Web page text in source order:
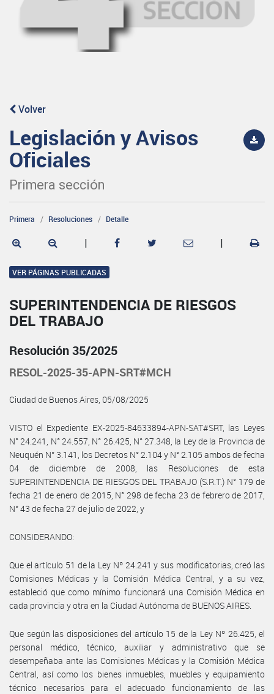
Volver
Legislación y Avisos
Oficiales
Primera sección
Primera Resoluciones Detalle
| |
VER PÁGINAS PUBLICADAS
SUPERINTENDENCIA DE RIESGOS
DEL TRABAJO
Resolución 35/2025
RESOL-2025-35-APN-SRT#MCH
Ciudad de Buenos Aires, 05/08/2025
VISTO el Expediente EX-2025-84633894-APN-SAT#SRT, las Leyes
N° 24.241, N° 24.557, N° 26.425, N° 27.348, la Ley de la Provincia de
Neuquén N° 3.141, los Decretos N° 2.104 y N° 2.105 ambos de fecha
04 de diciembre de 2008, las Resoluciones de esta
SUPERINTENDENCIA DE RIESGOS DEL TRABAJO (S.R.T.) N° 179 de
fecha 21 de enero de 2015, N° 298 de fecha 23 de febrero de 2017,
N° 43 de fecha 27 de julio de 2022, y
CONSIDERANDO:
Que el artículo 51 de la Ley Nº 24.241 y sus modificatorias, creó las
Comisiones Médicas y la Comisión Médica Central, y a su vez,
estableció que como mínimo funcionará una Comisión Médica en
cada provincia y otra en la Ciudad Autónoma de BUENOS AIRES.
Que según las disposiciones del artículo 15 de la Ley Nº 26.425, el
personal médico, técnico, auxiliar y administrativo que se
desempeñaba ante las Comisiones Médicas y la Comisión Médica
Central, así como los bienes inmuebles, muebles y equipamiento
técnico necesarios para el adecuado funcionamiento de las